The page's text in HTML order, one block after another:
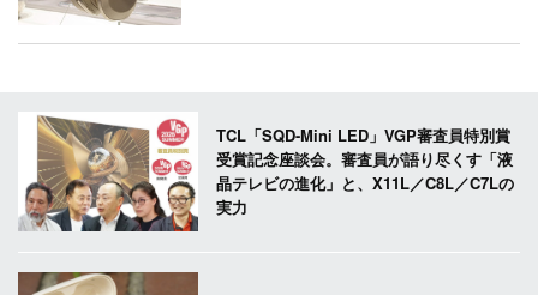
TCL「SQD-Mini LED」VGP審査員特別賞
受賞記念座談会。審査員が語り尽くす「液
晶テレビの進化」と、X11L／C8L／C7Lの
実力